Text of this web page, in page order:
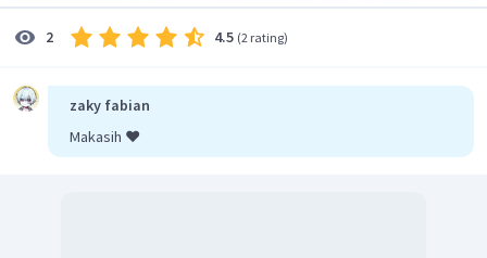
2 4.5 (2 rating)
zaky fabian
Makasih ❤️